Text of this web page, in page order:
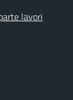
lavori